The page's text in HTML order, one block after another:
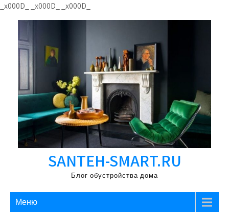
_x000D_ _x000D_ _x000D_
к
SANTEH-SMART.RU
Блог обустройства дома
Меню